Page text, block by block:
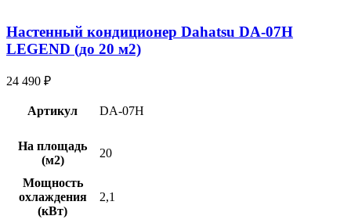
Настенный кондиционер Dahatsu DA-07H
LEGEND (до 20 м2)
24 490 ₽
Артикул DA-07H
На площадь
(м2)
20
Мощность
охлаждения
(кВт)
2,1